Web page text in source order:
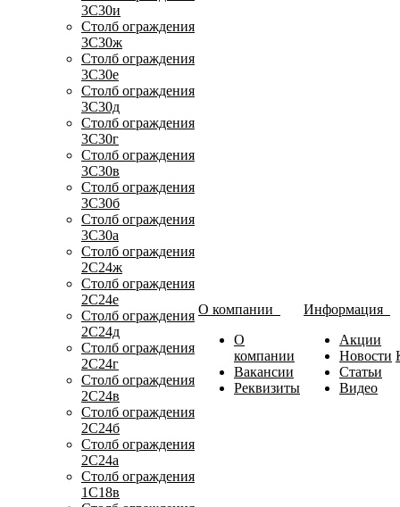
3С30и
Столб ограждения
3С30ж
Столб ограждения
3С30е
Столб ограждения
3С30д
Столб ограждения
3С30г
Столб ограждения
3С30в
Столб ограждения
3С30б
Столб ограждения
3С30а
Столб ограждения
2С24ж
Столб ограждения
2С24е
Столб ограждения
2С24д
Столб ограждения
2С24г
Столб ограждения
2С24в
Столб ограждения
2С24б
Столб ограждения
2С24а
Столб ограждения
1С18в
О компании
О
компании
Вакансии
Реквизиты
Информация
Акции
Новости
Статьи
Видео